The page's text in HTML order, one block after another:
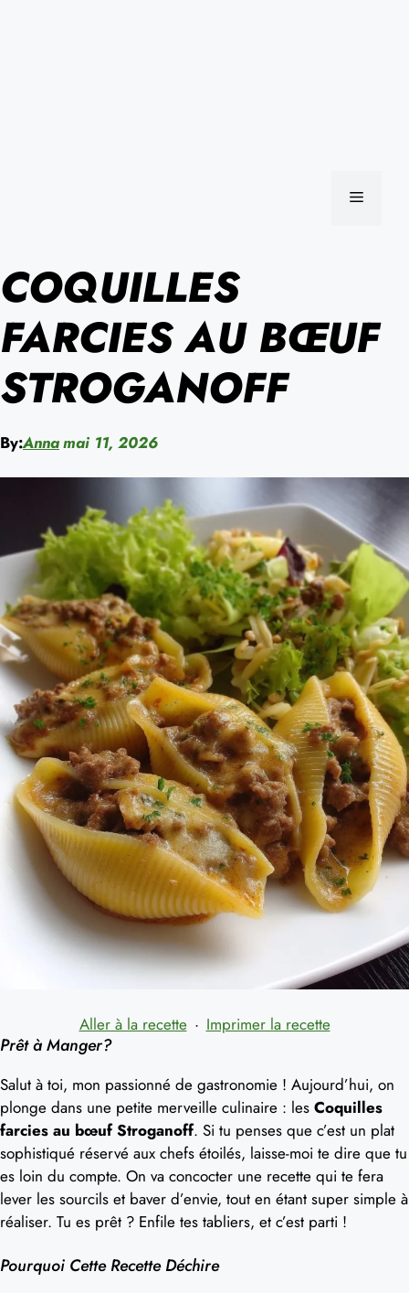
MENU
COQUILLES
FARCIES AU BŒUF
STROGANOFF
By:Annamai 11, 2026
Aller à la recette · Imprimer la recette
Prêt à Manger?
Salut à toi, mon passionné de gastronomie ! Aujourd’hui, on
plonge dans une petite merveille culinaire : les Coquilles
farcies au bœuf Stroganoff. Si tu penses que c’est un plat
sophistiqué réservé aux chefs étoilés, laisse-moi te dire que tu
es loin du compte. On va concocter une recette qui te fera
lever les sourcils et baver d’envie, tout en étant super simple à
réaliser. Tu es prêt ? Enfile tes tabliers, et c’est parti !
Pourquoi Cette Recette Déchire